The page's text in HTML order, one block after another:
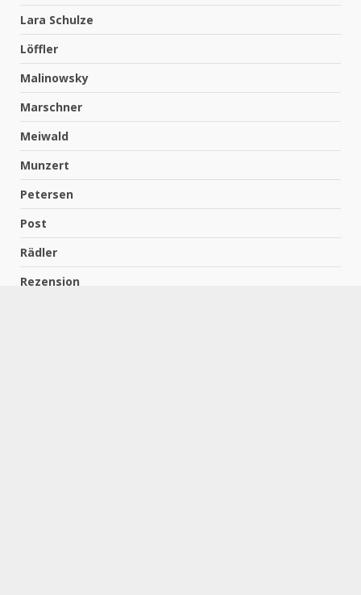
Lara Schulze
Löffler
Malinowsky
Marschner
Meiwald
Munzert
Petersen
Post
Rädler
Rezension